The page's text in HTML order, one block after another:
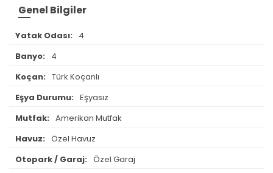
Genel Bilgiler
Yatak Odası: 4
Banyo: 4
Koçan: Türk Koçanlı
Eşya Durumu: Eşyasız
Mutfak: Amerikan Mutfak
Havuz: Özel Havuz
Otopark / Garaj: Özel Garaj